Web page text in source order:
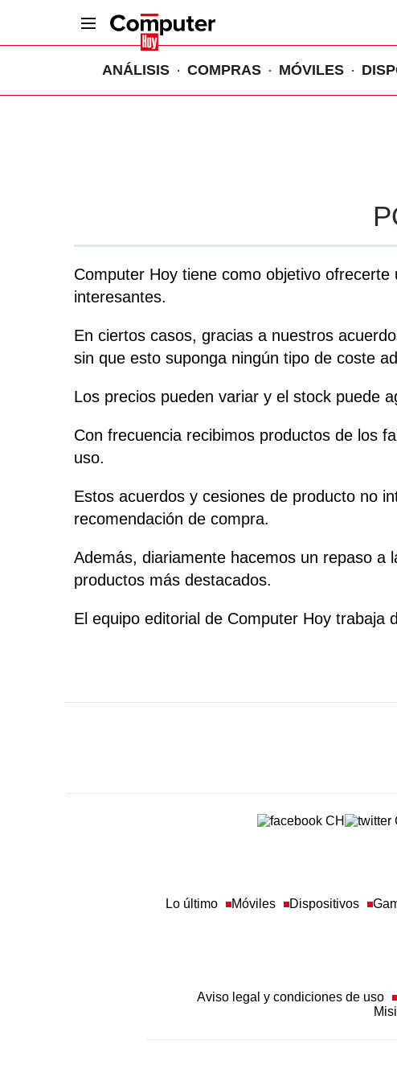
ANÁLISIS COMPRAS MÓVILES
Computer Hoy tiene como objetivo
interesantes.
En ciertos casos, gracias a nuestros
sin que esto suponga ningún tipo de coste
Los precios pueden variar y el stock puede
Con frecuencia recibimos productos de los
uso.
Estos acuerdos y cesiones de producto no
recomendación de compra.
Además, diariamente hacemos un repaso a
productos más destacados.
El equipo editorial de Computer Hoy trabaja
Lo último Móviles Dispositivos
Aviso legal y condiciones de uso